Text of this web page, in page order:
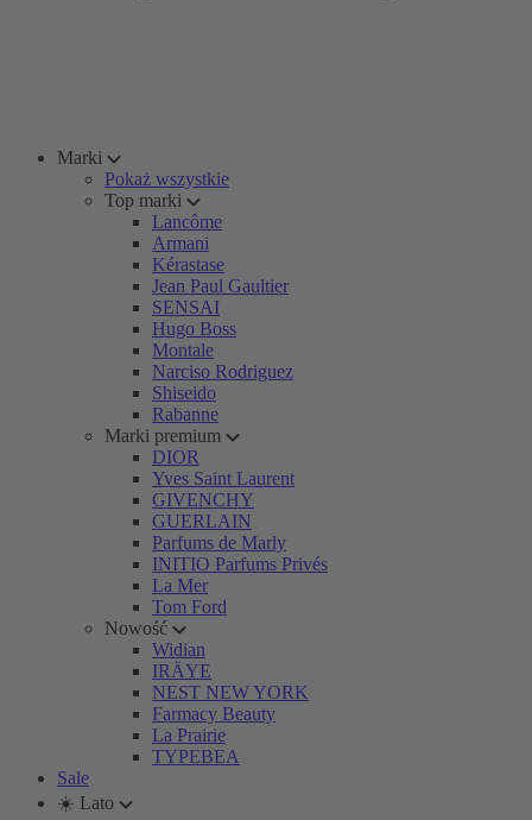
Marki
Pokaż wszystkie
Top marki
Lancôme
Armani
Kérastase
Jean Paul Gaultier
SENSAI
Hugo Boss
Montale
Narciso Rodriguez
Shiseido
Rabanne
Marki premium
DIOR
Yves Saint Laurent
GIVENCHY
GUERLAIN
Parfums de Marly
INITIO Parfums Privés
La Mer
Tom Ford
Nowość
Widian
IRÄYE
NEST NEW YORK
Farmacy Beauty
La Prairie
TYPEBEA
Sale
☀️ Lato